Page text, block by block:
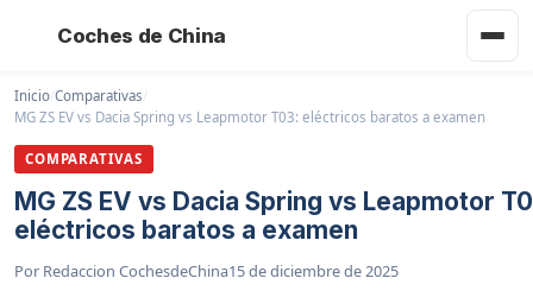
Coches de China
Inicio/Comparativas/
MG ZS EV vs Dacia Spring vs Leapmotor T03: eléctricos baratos a examen
COMPARATIVAS
MG ZS EV vs Dacia Spring vs Leapmotor
eléctricos baratos a examen
Por Redaccion CochesdeChina15 de diciembre de 2025